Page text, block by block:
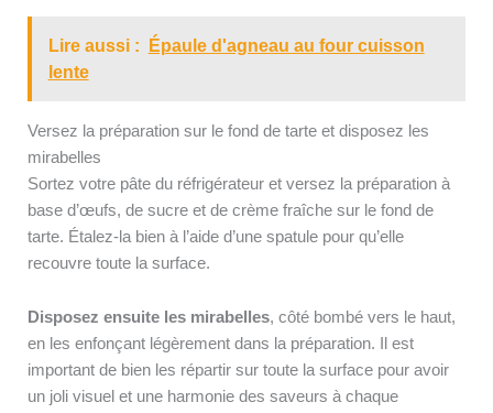
Lire aussi :
Épaule d'agneau au four cuisson
lente
Versez la préparation sur le fond de tarte et disposez les
mirabelles
Sortez votre pâte du réfrigérateur et versez la préparation à
base d’œufs, de sucre et de crème fraîche sur le fond de
tarte. Étalez-la bien à l’aide d’une spatule pour qu’elle
recouvre toute la surface.
Disposez ensuite les mirabelles, côté bombé vers le haut,
en les enfonçant légèrement dans la préparation. Il est
important de bien les répartir sur toute la surface pour avoir
un joli visuel et une harmonie des saveurs à chaque